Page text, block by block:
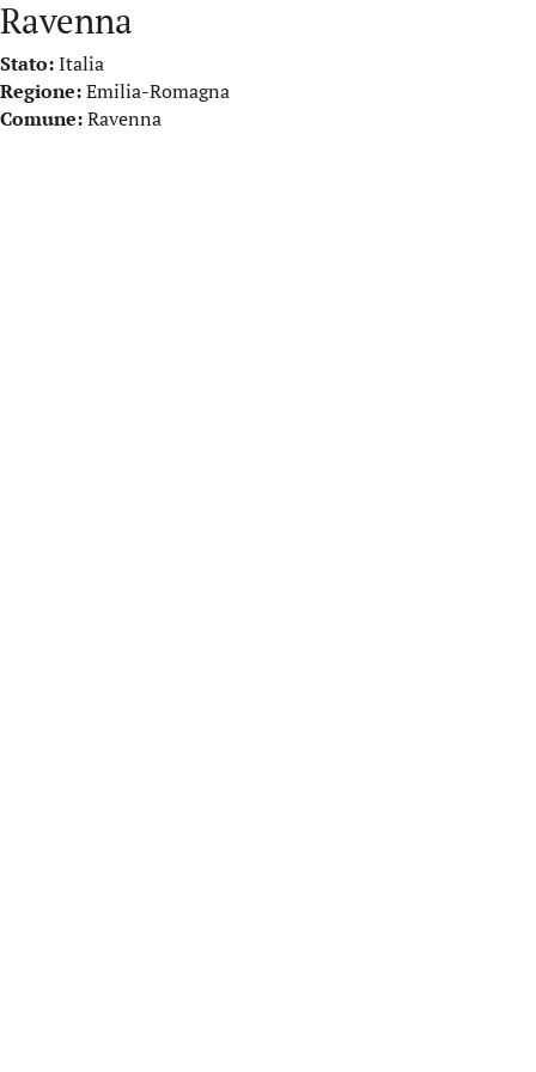
Ravenna
Stato:Italia
Regione:Emilia-Romagna
Comune:Ravenna